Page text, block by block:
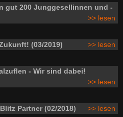
gut 200 Junggesellinnen und -
>> lesen
(03/2019) >> lesen
- Wir sind dabei!
>> lesen
Partner (02/2018) >> lesen